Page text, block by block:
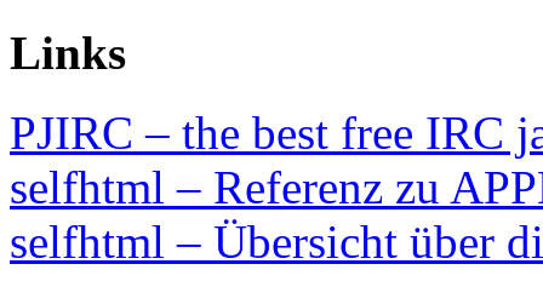
Links
PJIRC – the best free IRC
selfhtml – Referenz zu
selfhtml – Übersicht über